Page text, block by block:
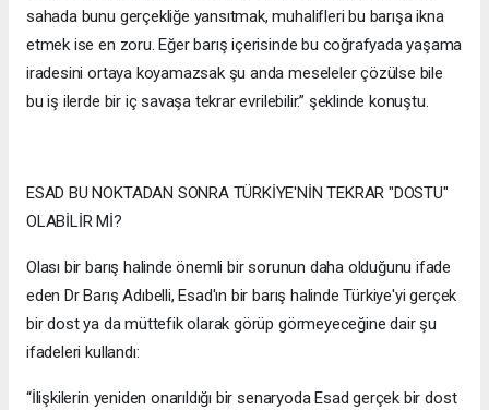
sahada bunu gerçekliğe yansıtmak, muhalifleri bu barışa ikna
etmek ise en zoru. Eğer barış içerisinde bu coğrafyada yaşama
iradesini ortaya koyamazsak şu anda meseleler çözülse bile
bu iş ilerde bir iç savaşa tekrar evrilebilir.” şeklinde konuştu.
ESAD BU NOKTADAN SONRA TÜRKİYE'NİN TEKRAR "DOSTU"
OLABİLİR Mİ?
Olası bir barış halinde önemli bir sorunun daha olduğunu ifade
eden Dr Barış Adıbelli, Esad'ın bir barış halinde Türkiye'yi gerçek
bir dost ya da müttefik olarak görüp görmeyeceğine dair şu
ifadeleri kullandı:
“İlişkilerin yeniden onarıldığı bir senaryoda Esad gerçek bir dost